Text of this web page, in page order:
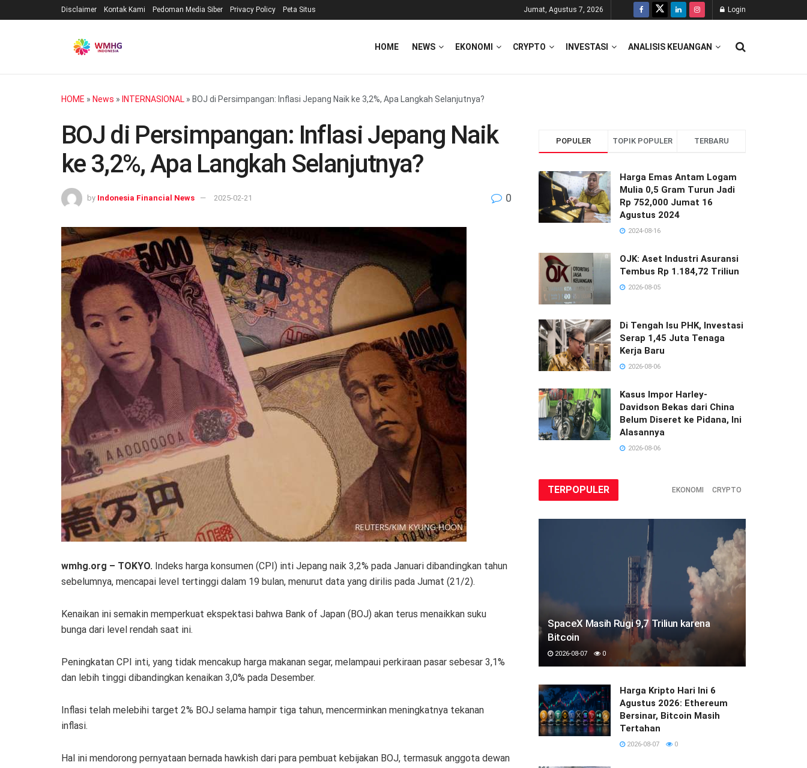
Disclaimer Kontak Kami Pedoman Media Siber Privacy Policy Peta Situs Jumat, Agustus 7, 2026 Login
HOME NEWS EKONOMI CRYPTO INVESTASI ANALISIS KEUANGAN
HOME » News » INTERNASIONAL » BOJ di Persimpangan: Inflasi Jepang Naik ke 3,2%, Apa Langkah Selanjutnya?
BOJ di Persimpangan: Inflasi Jepang Naik
ke 3,2%, Apa Langkah Selanjutnya?
by Indonesia Financial News 2025-02-21 0
wmhg.org – TOKYO. Indeks harga konsumen (CPI) inti Jepang naik 3,2% pada Januari dibandingkan tahun
sebelumnya, mencapai level tertinggi dalam 19 bulan, menurut data yang dirilis pada Jumat (21/2).
Kenaikan ini semakin memperkuat ekspektasi bahwa Bank of Japan (BOJ) akan terus menaikkan suku
bunga dari level rendah saat ini.
Peningkatan CPI inti, yang tidak mencakup harga makanan segar, melampaui perkiraan pasar sebesar 3,1%
dan lebih tinggi dibandingkan kenaikan 3,0% pada Desember.
Inflasi telah melebihi target 2% BOJ selama hampir tiga tahun, mencerminkan meningkatnya tekanan
inflasi.
Hal ini mendorong pernyataan bernada hawkish dari para pembuat kebijakan BOJ, termasuk anggota dewan
POPULER TOPIK POPULER TERBARU
Harga Emas Antam Logam
Mulia 0,5 Gram Turun Jadi
Rp 752,000 Jumat 16
Agustus 2024
2024-08-16
OJK: Aset Industri Asuransi
Tembus Rp 1.184,72 Triliun
2026-08-05
Di Tengah Isu PHK, Investasi
Serap 1,45 Juta Tenaga
Kerja Baru
2026-08-06
Kasus Impor Harley-
Davidson Bekas dari China
Belum Diseret ke Pidana, Ini
Alasannya
2026-08-06
TERPOPULER EKONOMI CRYPTO
SpaceX Masih Rugi 9,7 Triliun karena
Bitcoin
2026-08-07 0
Harga Kripto Hari Ini 6
Agustus 2026: Ethereum
Bersinar, Bitcoin Masih
Tertahan
2026-08-07 0